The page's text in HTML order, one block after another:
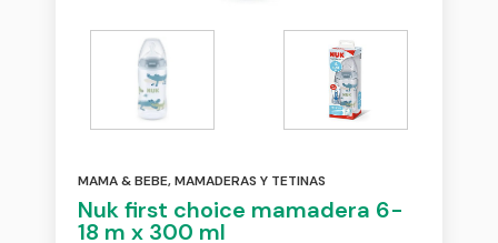
MAMA & BEBE,MAMADERAS Y TETINAS
Nuk first choice mamadera 6-
18 m x 300 ml